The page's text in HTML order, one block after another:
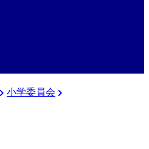
小学委員会